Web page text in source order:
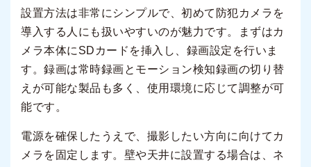
設置方法は非常にシンプルで、初めて防犯カメラを
導入する人にも扱いやすいのが魅力です。まずはカ
メラ本体にSDカードを挿入し、録画設定を行いま
す。録画は常時録画とモーション検知録画の切り替
えが可能な製品も多く、使用環境に応じて調整が可
能です。
電源を確保したうえで、撮影したい方向に向けてカ
メラを固定します。壁や天井に設置する場合は、ネ